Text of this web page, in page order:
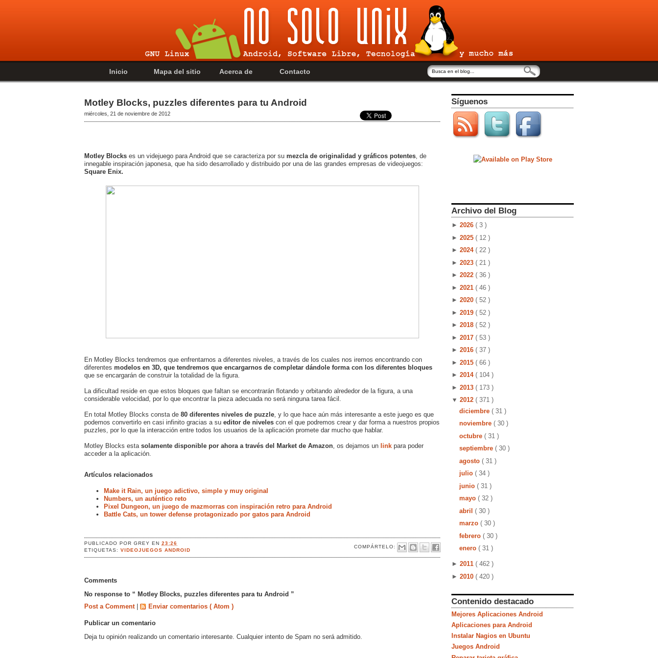
Inicio Mapa del sitio Acerca de Contacto
Motley Blocks, puzzles diferentes para tu Android
miércoles, 21 de noviembre de 2012
Motley Blocks es un videjuego para Android que se caracteriza por su mezcla de originalidad y gráficos potentes , de
innegable inspiración japonesa, que ha sido desarrollado y distribuido por una de las grandes empresas de videojuegos:
Square Enix.
En Motley Blocks tendremos que enfrentarnos a diferentes niveles, a través de los cuales nos iremos encontrando con
diferentes modelos en 3D, que tendremos que encargarnos de completar dándole forma con los diferentes bloques
que se encargarán de construir la totalidad de la figura.
La dificultad reside en que estos bloques que faltan se encontrarán flotando y orbitando alrededor de la figura, a una
considerable velocidad, por lo que encontrar la pieza adecuada no será ninguna tarea fácil.
En total Motley Blocks consta de 80 diferentes niveles de puzzle , y lo que hace aún más interesante a este juego es que
podemos convertirlo en casi infinito gracias a su editor de niveles con el que podremos crear y dar forma a nuestros propios
puzzles, por lo que la interacción entre todos los usuarios de la aplicación promete dar mucho que hablar.
Motley Blocks esta solamente disponible por ahora a través del Market de Amazon , os dejamos un link para poder
acceder a la aplicación.
Artículos relacionados
Make it Rain, un juego adictivo, simple y muy original
Numbers, un auténtico reto
Pixel Dungeon, un juego de mazmorras con inspiración retro para Android
Battle Cats, un tower defense protagonizado por gatos para Android
PUBLICADO PORGREYEN23:26
COMPÁRTELO:
ETIQUETAS:VIDEOJUEGOS ANDROID
Comments
No response to “ Motley Blocks, puzzles diferentes para tu Android ”
Post a Comment
Enviar comentarios ( Atom )
Publicar un comentario
Deja tu opinión realizando un comentario interesante. Cualquier intento de Spam no será admitido.
Síguenos
Archivo del Blog
► 2026 ( 3 )
► 2025 ( 12 )
► 2024 ( 22 )
► 2023 ( 21 )
► 2022 ( 36 )
► 2021 ( 46 )
► 2020 ( 52 )
► 2019 ( 52 )
► 2018 ( 52 )
► 2017 ( 53 )
► 2016 ( 37 )
► 2015 ( 66 )
► 2014 ( 104 )
► 2013 ( 173 )
▼ 2012 ( 371 )
diciembre ( 31 )
noviembre ( 30 )
octubre ( 31 )
septiembre ( 30 )
agosto ( 31 )
julio ( 34 )
junio ( 31 )
mayo ( 32 )
abril ( 30 )
marzo ( 30 )
febrero ( 30 )
enero ( 31 )
► 2011 ( 462 )
► 2010 ( 420 )
Contenido destacado
Mejores Aplicaciones Android
Aplicaciones para Android
Instalar Nagios en Ubuntu
Juegos Android